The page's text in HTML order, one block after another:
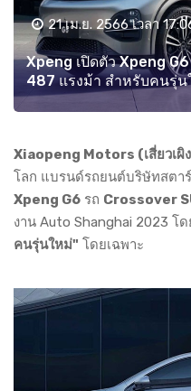
21 เม.ย. 2566 เวลา
Xpeng เปิดตัว Xpeng
487 แรงม้า สำหรับคนรุ่น
Xiaopeng Motors (เสี่ยวเผิ
โลก แบรนด์รถยนต์บริษัทสตา
Xpeng G6 รถ Crossover
งาน Auto Shanghai 2023 โ
คนรุ่นใหม่" โดยเฉพาะ